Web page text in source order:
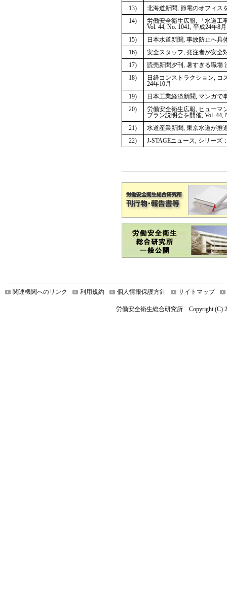
13)
北海道新聞, 節電のオフィス
14)
労働安全衛生広報, 「水道工
Vol. 44, No. 1041, 平成24年8月
15)
日本水道新聞, 事故防止へ具
16)
安全スタッフ, 発注者が安全
17)
読売新聞夕刊, 暑すぎる職場
18)
日経コンストラクション, コ
24年10月
19)
日本工業経済新聞, マンガで
20)
労働安全衛生広報, ヒューマ
プラン説明会を開催, Vol. 44,
21)
水道産業新聞, 東京水道が推
22)
J-STAGEニュース, シリーズ
関連機関へのリンク 利用規約 個人情報保護方針 サイトマップ
労働安全衛生総合研究所 Copyright (C)